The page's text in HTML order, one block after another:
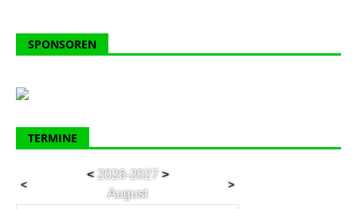
SPONSOREN
TERMINE
<
<2026-2027 >
August
>